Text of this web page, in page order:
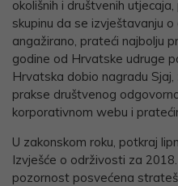
okolišnih i društvenih
skupinu da se izvještavanju
angažirano, prateći najbolju
godine od Hrvatske udruge
Hrvatska dobio nagradu
prakse društvenog
korporativnom webu i
U zakonskom roku, potkraj
Izvješće o održivosti za
pozornost posvećena